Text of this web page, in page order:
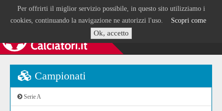
Per offrirti il miglior servizio possibile, in questo sito utilizziamo i
cookies, continuando la navigazione ne autorizzi l'uso. Scopri come
Ok, accetto
Campionati
Serie A